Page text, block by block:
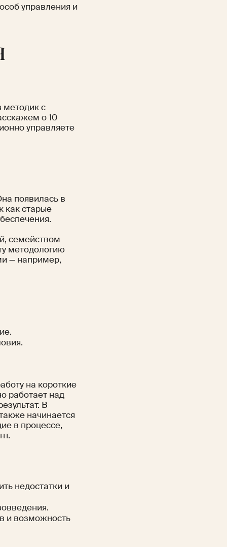
управления и
методик с
о 10
управляете
появилась в
как старые
семейством
методологию
— например,
на короткие
работает над
В
начинается
в процессе,
недостатки и
и возможность